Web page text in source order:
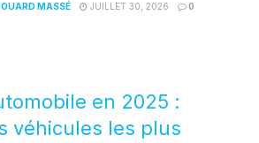
MASSÉ JUILLET 30, 2026 0
en 2025 :
véhicules les plus